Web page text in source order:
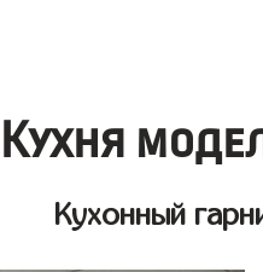
Кухня
Кухонный